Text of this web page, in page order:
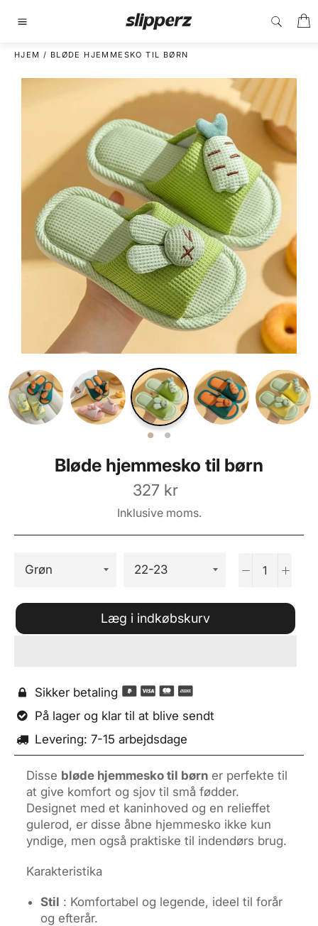
HJEM / BLØDE HJEMMESKO TIL BØRN
Bløde hjemmesko til børn
Normalpris
327 kr
Inklusive moms.
− +
Læg i indkøbskurv
 Sikker betaling
 På lager og klar til at blive sendt
 Levering: 7-15 arbejdsdage
Disse bløde hjemmesko til børn er perfekte til
at give komfort og sjov til små fødder.
Designet med et kaninhoved og en relieffet
gulerod, er disse åbne hjemmesko ikke kun
yndige, men også praktiske til indendørs brug.
Karakteristika
Stil : Komfortabel og legende, ideel til forår
og efterår.